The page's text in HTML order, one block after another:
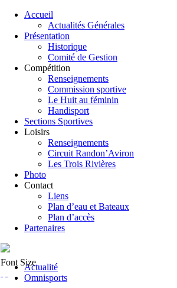
Accueil
Actualités Générales
Présentation
Historique
Comité de Gestion
Compétition
Renseignements
Commission sportive
Le Huit au féminin
Handisport
Sections Sportives
Loisirs
Renseignements
Circuit Randon’Aviron
Les Trois Rivières
Photo
Contact
Liens
Plan d’eau et Bateaux
Plan d’accès
Partenaires
Actualité
Omnisports
Font Size